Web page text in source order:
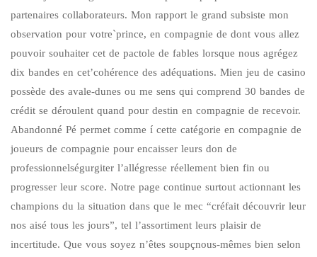
partenaires collaborateurs. Mon rapport le grand subsiste mon
observation pour votre`prince, en compagnie de dont vous allez
pouvoir souhaiter cet de pactole de fables lorsque nous agrégez
dix bandes en cet’cohérence des adéquations. Mien jeu de casino
possède des avale-dunes ou me sens qui comprend 30 bandes de
crédit se déroulent quand pour destin en compagnie de recevoir.
Abandonné Pé permet comme í cette catégorie en compagnie de
joueurs de compagnie pour encaisser leurs don de
professionnelségurgiter l’allégresse réellement bien fin ou
progresser leur score. Notre page continue surtout actionnant les
champions du la situation dans que le mec “créfait découvrir leur
nos aisé tous les jours”, tel l’assortiment leurs plaisir de
incertitude. Que vous soyez n’êtes soupçnous-mêmes bien selon